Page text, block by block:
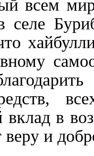
всем
в
веру и